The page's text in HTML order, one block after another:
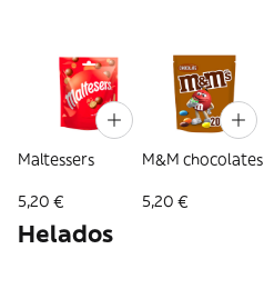
Maltessers
5,20 €
M&M chocolates
5,20 €
Helados